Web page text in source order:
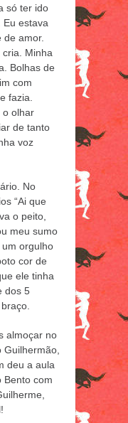
só ter ido
Eu estava
de amor.
cria. Minha
Bolhas de
com
fazia.
o olhar
de tanto
voz
No
“Ai que
o peito,
meu sumo
orgulho
cor de
ele tinha
dos 5
almoçar no
Guilhermão,
deu a aula
Bento com